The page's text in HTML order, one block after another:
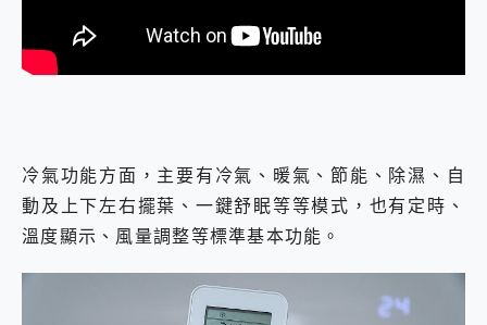
冷氣功能方面，主要有冷氣、暖氣、節能、除濕、自
動及上下左右擺葉、一鍵舒眠等等模式，也有定時、
溫度顯示、風量調整等標準基本功能。